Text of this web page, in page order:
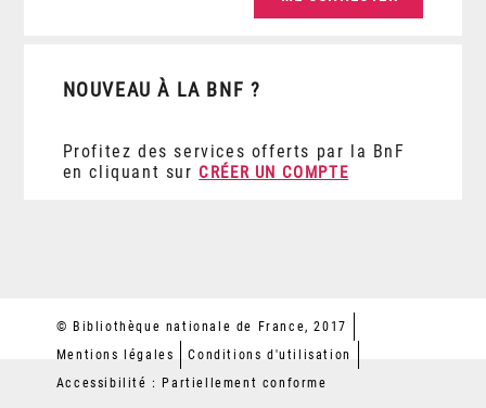
NOUVEAU À LA BNF ?
Profitez des services offerts par la BnF
en cliquant sur CRÉER UN COMPTE
© Bibliothèque nationale de France, 2017
Mentions légales
Conditions d'utilisation
Accessibilité : Partiellement conforme